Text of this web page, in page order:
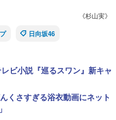
《杉山実》
日向坂46
ビ小説『巡るスワン』新キャ
くさすぎる浴衣動画にネット